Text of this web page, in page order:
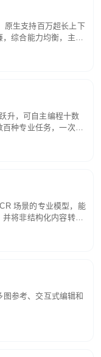
原生支持百万超长上下
综合能力均衡，主打
、基础 RAG、批量
升，可自主编程十数
种专业任务，一次对
划、执行与验证全流
程任务中自主规划与
场景的专业模型，能
将非结构化内容转换
参考、交互式编辑和